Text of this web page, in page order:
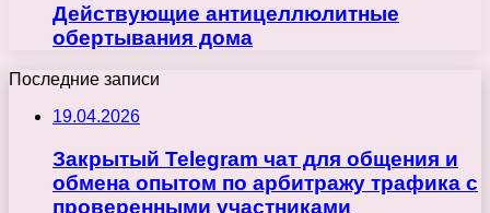
Действующие антицеллюлитные
обертывания дома
Последние записи
19.04.2026
Закрытый Telegram чат для общения и
обмена опытом по арбитражу трафика с
проверенными участниками